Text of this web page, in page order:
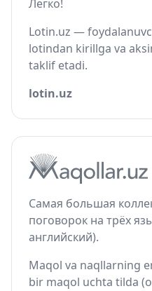
Легко!
Lotin.uz —
lotindan kirillga va
taklif etadi.
lotin.uz
Самая большая
поговорок на трёх
английский).
Maqol va naqllarning
bir maqol uchta tilda